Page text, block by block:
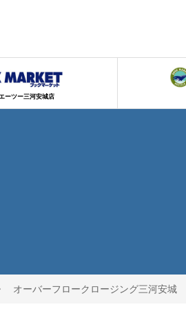
ーツー三河安城店
オーバーフロークロージング三河安城